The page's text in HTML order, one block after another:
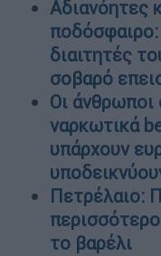
Αδιανόητες
διαιτητές
σοβαρό
Οι άνθρωποι
ναρκωτικά
υπάρχουν
Πετρέλαιο:
το βαρέλι